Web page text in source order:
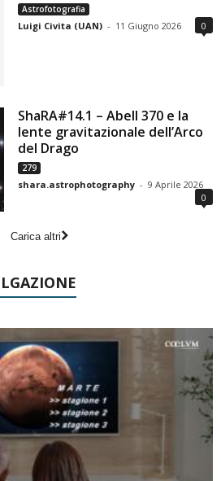
Astrofotografia
Luigi Civita (UAN) - 11 Giugno 2026 0
ShaRA#14.1 – Abell 370 e la
lente gravitazionale dell’Arco
del Drago
279
shara.astrophotography - 9 Aprile 2026
0
Carica altri